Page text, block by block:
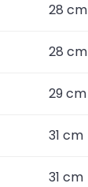
28 cm
28 cm
29 cm
31 cm
31 cm